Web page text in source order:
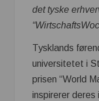
det tyske
Tysklands
universitetet i
prisen “World
inspirerer